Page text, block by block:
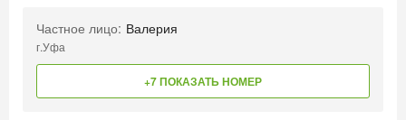
Частное лицо: Валерия
г.Уфа
+7 ПОКАЗАТЬ НОМЕР